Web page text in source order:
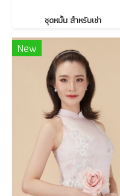
ชุดหมั้น สำหรับเช่า
New